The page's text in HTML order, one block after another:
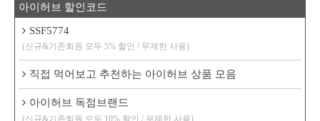
아이허브 할인코드
SSF5774
(신규&기존회원 모두 5% 할인 / 무제한 사용)
직접 먹어보고 추천하는 아이허브 상품 모음
아이허브 독점브랜드
(신규&기존회원 모두 10% 할인 / 무제한 사용)